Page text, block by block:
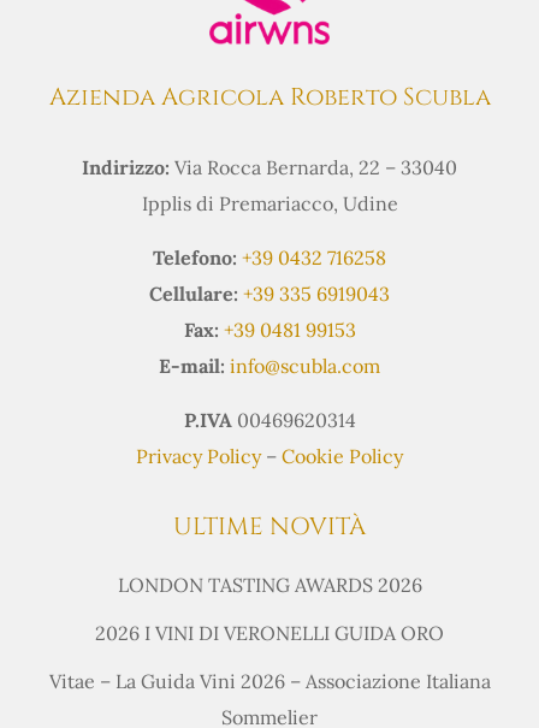
Azienda Agricola Roberto Scubla
Indirizzo: Via Rocca Bernarda, 22 – 33040
Ipplis di Premariacco, Udine
Telefono: +39 0432 716258
Cellulare: +39 335 6919043
Fax: +39 0481 99153
E-mail: info@scubla.com
P.IVA 00469620314
Privacy Policy– Cookie Policy
ULTIME NOVITÀ
LONDON TASTING AWARDS 2026
2026 I VINI DI VERONELLI GUIDA ORO
Vitae – La Guida Vini 2026 – Associazione Italiana
Sommelier